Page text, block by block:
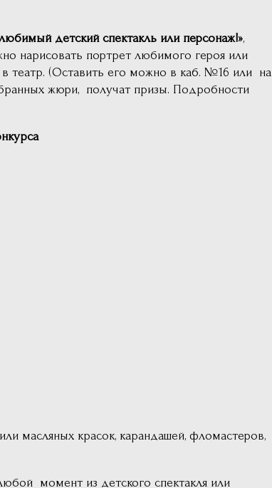
детский спектакль или персонаж!»,
нарисовать портрет любимого героя или
в театр. (Оставить его можно в каб. №16 или на
жюри, получат призы. Подробности
масляных красок, карандашей, фломастеров,
момент из детского спектакля или